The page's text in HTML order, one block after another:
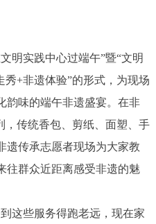
实践中心过端午”暨“文明
秀+非遗体验”的形式，为现场
韵味的端午非遗盛宴。在非
，传统香包、剪纸、面塑、手
遗传承志愿者现场为大家教
往群众近距离感受非遗的魅
些服务得跑老远，现在家